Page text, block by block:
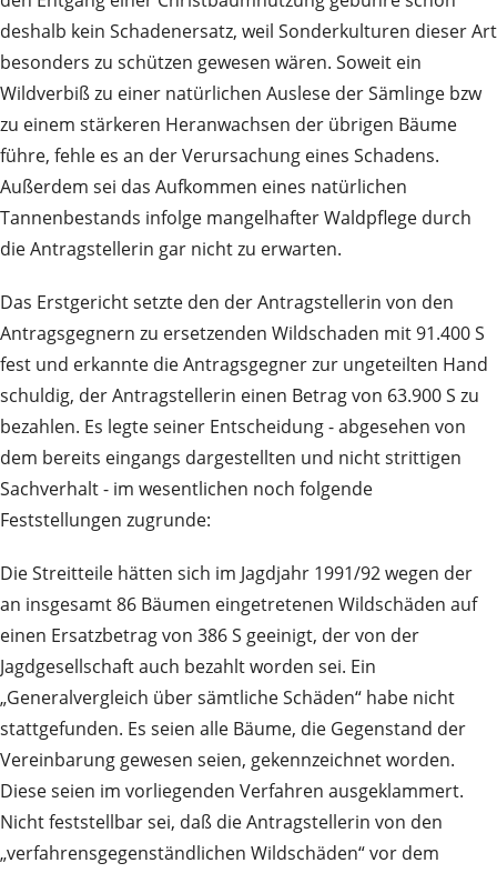
deshalb kein Schadenersatz, weil Sonderkulturen dieser Art
besonders zu schützen gewesen wären. Soweit ein
Wildverbiß zu einer natürlichen Auslese der Sämlinge bzw
zu einem stärkeren Heranwachsen der übrigen Bäume
führe, fehle es an der Verursachung eines Schadens.
Außerdem sei das Aufkommen eines natürlichen
Tannenbestands infolge mangelhafter Waldpflege durch
die Antragstellerin gar nicht zu erwarten.
Das Erstgericht setzte den der Antragstellerin von den
Antragsgegnern zu ersetzenden Wildschaden mit 91.400 S
fest und erkannte die Antragsgegner zur ungeteilten Hand
schuldig, der Antragstellerin einen Betrag von 63.900 S zu
bezahlen. Es legte seiner Entscheidung - abgesehen von
dem bereits eingangs dargestellten und nicht strittigen
Sachverhalt - im wesentlichen noch folgende
Feststellungen zugrunde:
Die Streitteile hätten sich im Jagdjahr 1991/92 wegen der
an insgesamt 86 Bäumen eingetretenen Wildschäden auf
einen Ersatzbetrag von 386 S geeinigt, der von der
Jagdgesellschaft auch bezahlt worden sei. Ein
„Generalvergleich über sämtliche Schäden“ habe nicht
stattgefunden. Es seien alle Bäume, die Gegenstand der
Vereinbarung gewesen seien, gekennzeichnet worden.
Diese seien im vorliegenden Verfahren ausgeklammert.
Nicht feststellbar sei, daß die Antragstellerin von den
„verfahrensgegenständlichen Wildschäden“ vor dem